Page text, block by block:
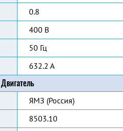
0.8
400 В
50 Гц
632.2 А
Двигатель
ЯМЗ (Россия)
8503.10